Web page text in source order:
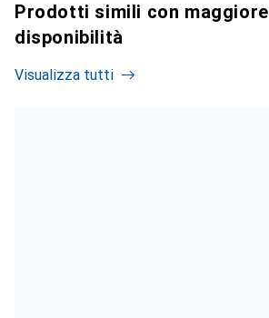
Prodotti simili con maggiore
disponibilità
Visualizza tutti